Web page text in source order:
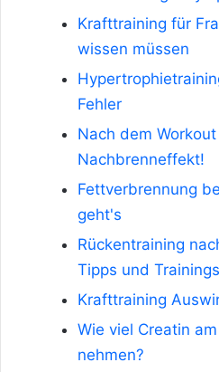
Krafttraining für
wissen müssen
Fehler
Nach dem
Nachbrenneffekt!
Fettverbrennung
geht's
Rückentraining
Tipps und
Krafttraining
Wie viel Creatin
nehmen?